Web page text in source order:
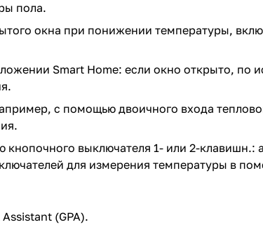
пола.
окна при понижении температуры,
Smart Home: если окно открыто, по
с помощью двоичного входа
выключателя 1- или 2-клавишн.:
для измерения температуры в
(GPA).